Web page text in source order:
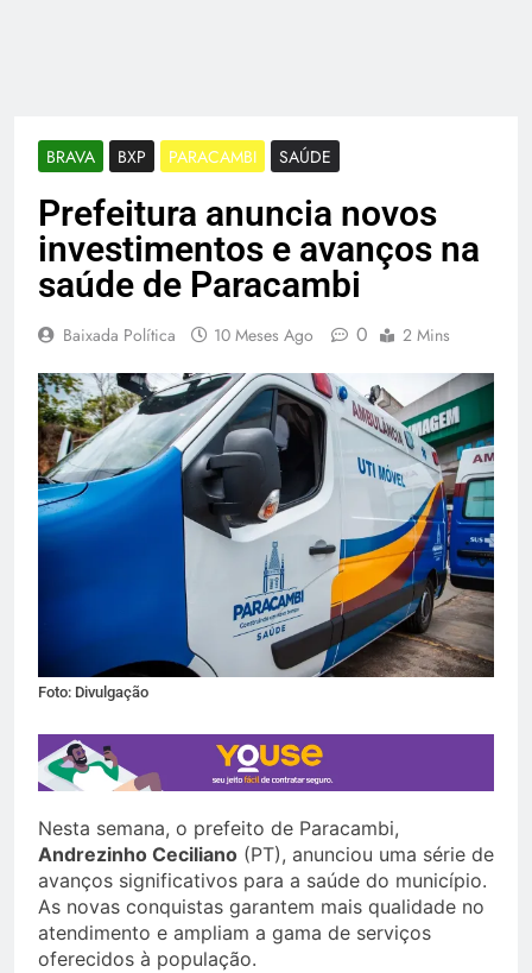
BRAVA BXP PARACAMBI SAÚDE
Prefeitura anuncia novos
investimentos e avanços na
saúde de Paracambi
Baixada Política 10 Meses Ago 0 2 Mins
Foto: Divulgação
Nesta semana, o prefeito de Paracambi,
Andrezinho Ceciliano (PT), anunciou uma série de
avanços significativos para a saúde do município.
As novas conquistas garantem mais qualidade no
atendimento e ampliam a gama de serviços
oferecidos à população.